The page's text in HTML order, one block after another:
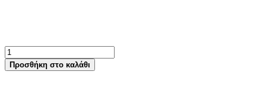
Χατζηγιαννάκη
Κουφέτα
Almond
Προσθήκη στο καλάθι